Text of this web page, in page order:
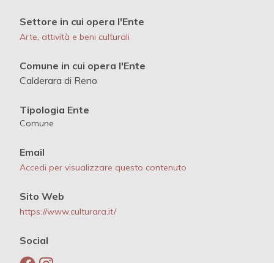
Settore in cui opera l'Ente
Arte, attività e beni culturali
Comune in cui opera l'Ente
Calderara di Reno
Tipologia Ente
Comune
Email
Accedi per visualizzare questo contenuto
Sito Web
https://www.culturara.it/
Social